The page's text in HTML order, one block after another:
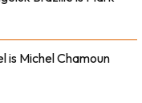
is Michel Chamoun